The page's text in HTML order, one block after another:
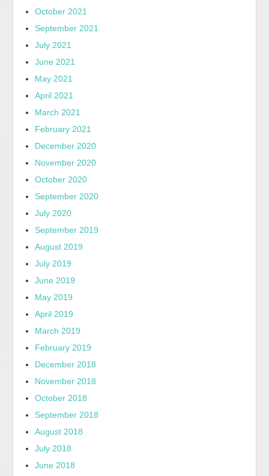
October 2021
September 2021
July 2021
June 2021
May 2021
April 2021
March 2021
February 2021
December 2020
November 2020
October 2020
September 2020
July 2020
September 2019
August 2019
July 2019
June 2019
May 2019
April 2019
March 2019
February 2019
December 2018
November 2018
October 2018
September 2018
August 2018
July 2018
June 2018